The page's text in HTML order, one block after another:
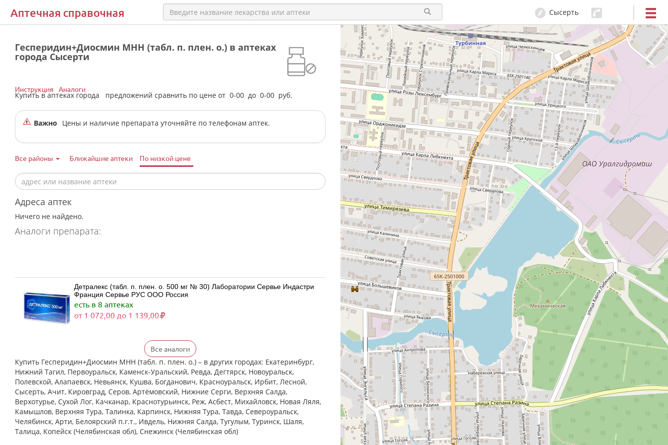
Аптечная справочная Сысерть
Гесперидин+Диосмин МНН (табл. п. плен. о.) в аптеках
города Сысерти
Купить в аптеках города предложений сравнить по цене от 0-00 до 0-00 руб.
Инструкция Аналоги
Важно Цены и наличие препарата уточняйте по телефонам аптек.
Все районы Ближайшие аптеки По низкой цене
Адреса аптек
Ничего не найдено.
Аналоги препарата:
Детралекс (табл. п. плен. о. 500 мг № 30) Лаборатории Сервье Индастри
Франция Сервье РУС ООО Россия
есть в 8 аптеках
от 1 072,00 до 1 139,00
Детралекс (табл. п. плен. о. 500 мг № 60) Лаборатории Сервье Индастри
Франция Сервье РУС ООО Россия
есть в 8 аптеках
от 2 081,00 до 2 339,00
Венарус (табл. п. плен. о. 50 мг+450 мг № 30) Алиум АО (Московская
обл,.рп. Оболенск) Россия
есть в 6 аптеках
Все аналоги
Купить Гесперидин+Диосмин МНН (табл. п. плен. о.) – в других городах: Екатеринбург,
Нижний Тагил, Первоуральск, Каменск-Уральский, Ревда, Дегтярск, Новоуральск,
Полевской, Алапаевск, Невьянск, Кушва, Богданович, Красноуральск, Ирбит, Лесной,
Сысерть, Ачит, Кировград, Серов, Артёмовский, Нижние Cерги, Верхняя Салда,
Верхотурье, Сухой Лог, Качканар, Краснотурьинск, Реж, Асбест, Михайловск, Новая Ляля,
Камышлов, Верхняя Тура, Талинка, Карпинск, Нижняя Тура, Тавда, Североуральск,
Челябинск, Арти, Белоярский п.г.т., Ивдель, Нижняя Салда, Тугулым, Туринск, Шаля,
Талица, Копейск (Челябинская обл), Снежинск (Челябинская обл)